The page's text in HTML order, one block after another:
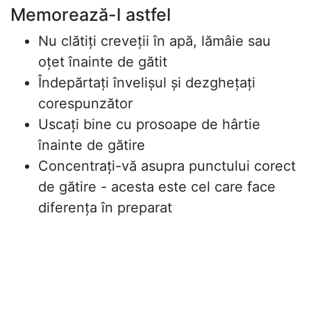
Memorează-l astfel
Nu clătiți creveții în apă, lămâie sau
oțet înainte de gătit
Îndepărtați învelișul și dezghețați
corespunzător
Uscați bine cu prosoape de hârtie
înainte de gătire
Concentrați-vă asupra punctului corect
de gătire - acesta este cel care face
diferența în preparat